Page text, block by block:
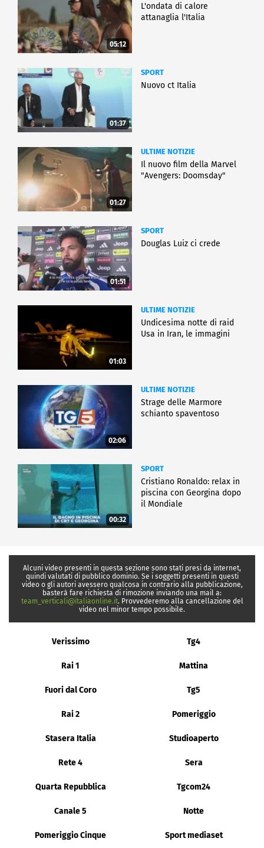
05:12
L'ondata di calore
attanaglia l'Italia
01:37
SPORT
Nuovo ct Italia
01:27
ULTIME NOTIZIE
Il nuovo film della Marvel
"Avengers: Doomsday"
01:51
SPORT
Douglas Luiz ci crede
01:03
ULTIME NOTIZIE
Undicesima notte di raid
Usa in Iran, le immagini
02:06
ULTIME NOTIZIE
Strage delle Marmore
schianto spaventoso
00:32
SPORT
Cristiano Ronaldo: relax in
piscina con Georgina dopo
il Mondiale
Alcuni video presenti in questa sezione sono stati presi da internet,
quindi valutati di pubblico dominio. Se i soggetti presenti in questi
video o gli autori avessero qualcosa in contrario alla pubblicazione,
basterà fare richiesta di rimozione inviando una mail a:
team_verticali@italiaonline.it. Provvederemo alla cancellazione del
video nel minor tempo possibile.
Verissimo Tg4
Rai 1 Mattina
Fuori dal Coro Tg5
Rai 2 Pomeriggio
Stasera Italia Studioaperto
Rete 4 Sera
Quarta Repubblica Tgcom24
Canale 5 Notte
Pomeriggio Cinque Sport mediaset